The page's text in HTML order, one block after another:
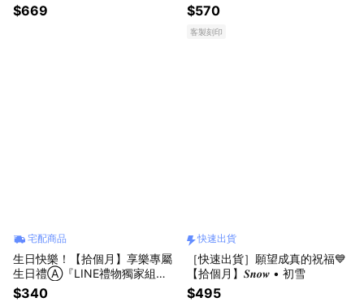
$669 $570
客製刻印
宅配商品
生日快樂！【拾個月】享樂專屬
生日禮Ⓐ『LINE禮物獨家組
合』
$340
快速出貨
［快速出貨］願望成真的祝福💙
【拾個月】𝑺𝒏𝒐𝒘 • 初雪
$495